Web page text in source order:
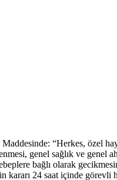
“Herkes, özel
genel sağlık ve genel
bağlı olarak
kararı 24 saat içinde